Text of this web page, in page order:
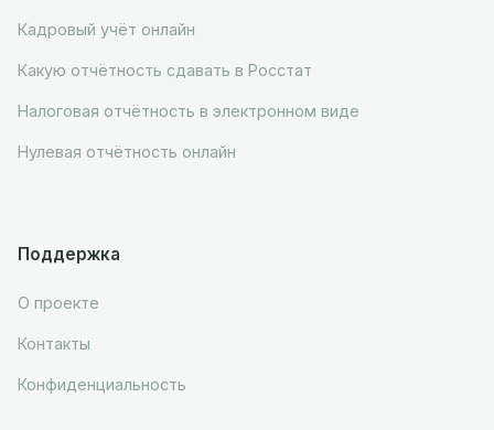
Кадровый учёт онлайн
Какую отчётность сдавать в Росстат
Налоговая отчётность в электронном виде
Нулевая отчётность онлайн
Поддержка
О проекте
Контакты
Конфиденциальность